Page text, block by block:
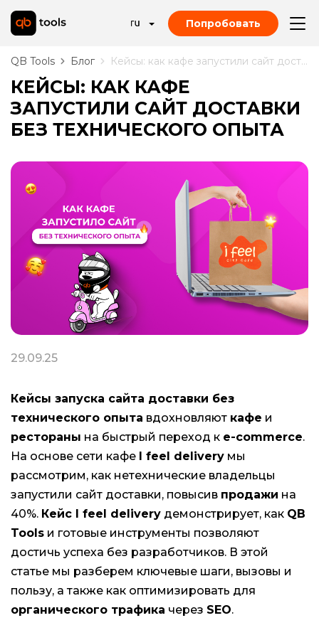
Попробовать
QB Tools Блог Кейсы: как кафе запустили сайт доставки без технического опыта
КЕЙСЫ: КАК КАФЕ
ЗАПУСТИЛИ САЙТ ДОСТАВКИ
БЕЗ ТЕХНИЧЕСКОГО ОПЫТА
29.09.25
Кейсы запуска сайта доставки без
технического опыта вдохновляют кафе и
рестораны на быстрый переход к e-commerce.
На основе сети кафе I feel delivery мы
рассмотрим, как нетехнические владельцы
запустили сайт доставки, повысив продажи на
40%. Кейс I feel delivery демонстрирует, как QB
Tools и готовые инструменты позволяют
достичь успеха без разработчиков. В этой
статье мы разберем ключевые шаги, вызовы и
пользу, а также как оптимизировать для
органического трафика через SEO.